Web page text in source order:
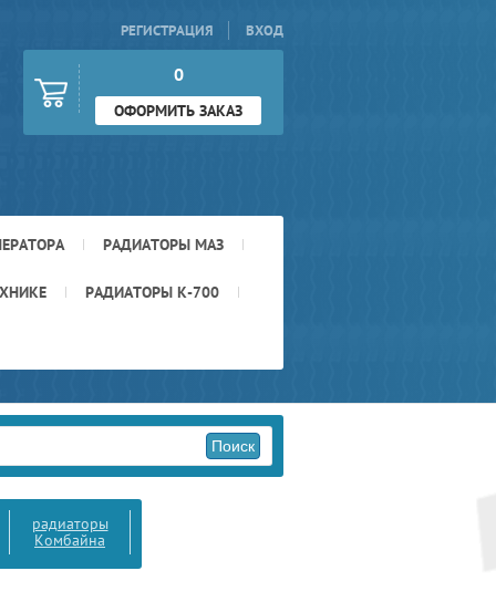
РЕГИСТРАЦИЯ ВХОД
0
ОФОРМИТЬ ЗАКАЗ
РАДИАТОРЫ МАЗ
РАДИАТОРЫ К-700
радиаторы
Комбайна